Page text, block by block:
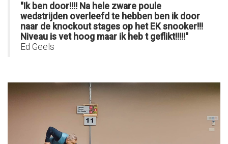
"Ik ben door!!!! Na hele zware poule
wedstrijden overleefd te hebben ben ik door
naar de knockout stages op het EK snooker!!!
Niveau is vet hoog maar ik heb t geflikt!!!!!"
Ed Geels